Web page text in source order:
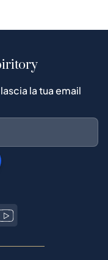
la tua email